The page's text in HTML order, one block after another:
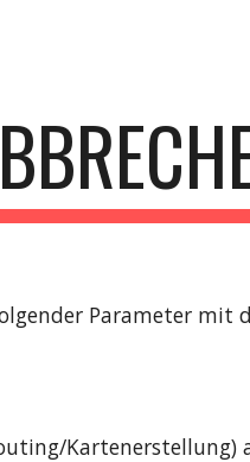
Parameter mit
Kartenerstellung)